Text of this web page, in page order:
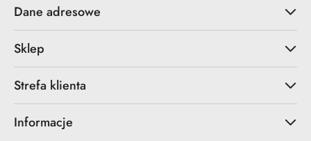
Dane adresowe
Sklep
Strefa klienta
Informacje